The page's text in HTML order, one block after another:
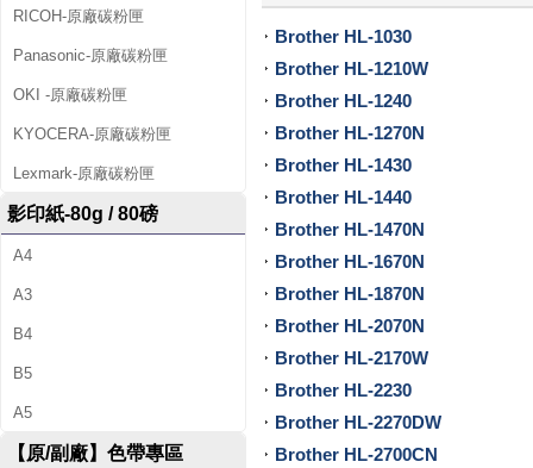
補
充
墨
水
、
連
供
墨
水
、
RICOH-原廠碳粉匣
Panasonic-原廠碳粉匣
OKI -原廠碳粉匣
KYOCERA-原廠碳粉匣
Lexmark-原廠碳粉匣
影印紙-80g / 80磅
A4
A3
B4
B5
A5
【原/副廠】色帶專區
Brother HL-1030
Brother HL-1210W
Brother HL-1240
Brother HL-1270N
Brother HL-1430
Brother HL-1440
Brother HL-1470N
Brother HL-1670N
Brother HL-1870N
Brother HL-2070N
Brother HL-2170W
Brother HL-2230
Brother HL-2270DW
Brother HL-2700CN